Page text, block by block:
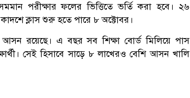
পরীক্ষার ফলের ভিত্তিতে ভর্তি করা হবে। ২৬
ক্লাস শুরু হতে পারে ৮ অক্টোবর।
রয়েছে। এ বছর সব শিক্ষা বোর্ড মিলিয়ে পাস
সেই হিসাবে সাড়ে ৮ লাখেরও বেশি আসন খালি